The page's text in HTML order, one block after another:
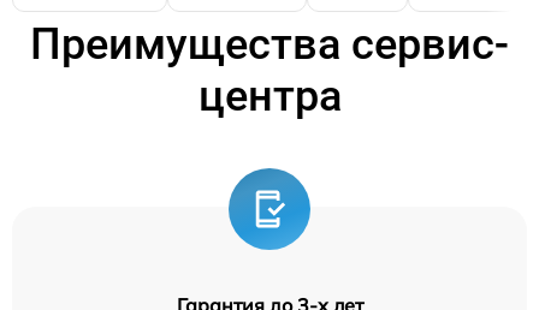
Преимущества сервис-
центра
Гарантия до 3-х лет